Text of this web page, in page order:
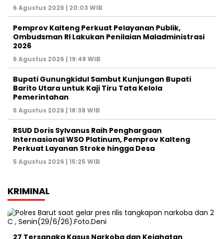
6 Agustus 2026 | 20:03 WIB
Pemprov Kalteng Perkuat Pelayanan Publik,
Ombudsman RI Lakukan Penilaian Maladministrasi
2026
6 Agustus 2026 | 19:48 WIB
Bupati Gunungkidul Sambut Kunjungan Bupati
Barito Utara untuk Kaji Tiru Tata Kelola
Pemerintahan
5 Agustus 2026 | 18:38 WIB
RSUD Doris Sylvanus Raih Penghargaan
Internasional WSO Platinum, Pemprov Kalteng
Perkuat Layanan Stroke hingga Desa
5 Agustus 2026 | 15:25 WIB
KRIMINAL
27 Tersangka Kasus Narkoba dan Kejahatan